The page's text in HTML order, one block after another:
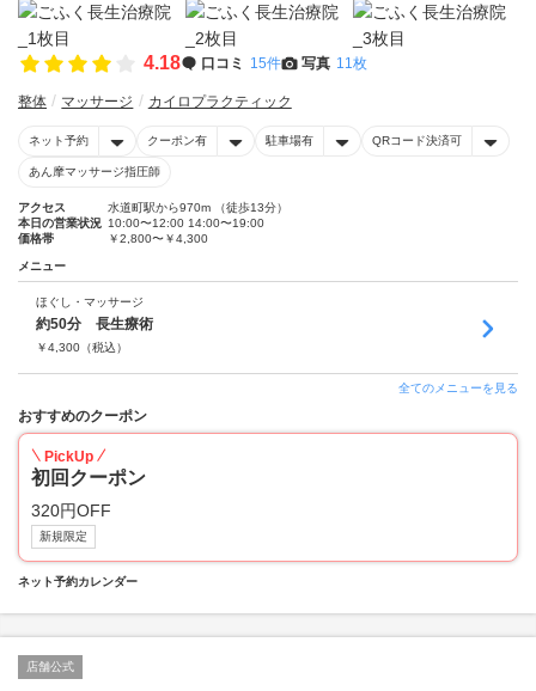
4.18 口コミ 15件 写真 11枚
整体 マッサージ カイロプラクティック
ネット予約 クーポン有 駐車場有 QRコード決済可
あん摩マッサージ指圧師
アクセス
水道町駅から970m （徒歩13分）
本日の営業状況 10:00〜12:00 14:00〜19:00
価格帯
￥2,800〜￥4,300
メニュー
ほぐし・マッサージ
約50分 長生療術
￥4,300 （税込）
全てのメニューを見る
おすすめのクーポン
PickUp
初回クーポン
320円OFF
新規限定
ネット予約カレンダー
店舗公式